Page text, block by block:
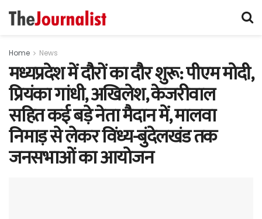
Home News
मध्यप्रदेश में दौरों का दौर शुरू: पीएम मोदी,
प्रियंका गांधी, अखिलेश, केजरीवाल
सहित कई बड़े नेता मैदान में, मालवा
निमाड़ से लेकर विंध्य-बुंदेलखंड तक
जनसभाओं का आयोजन